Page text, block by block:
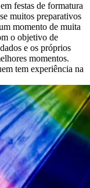
festas de formatura
muitos preparativos
momento de muita
o objetivo de
e os próprios
momentos.
tem experiência na